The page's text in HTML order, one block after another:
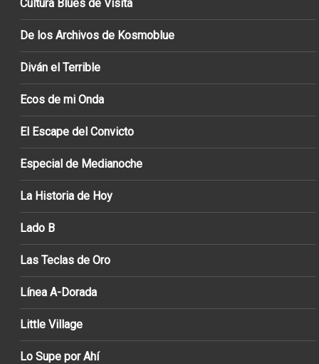
Cultura Blues de Visita
De los Archivos de Kosmoblue
Diván el Terrible
Ecos de mi Onda
El Escape del Convicto
Especial de Medianoche
La Historia de Hoy
Lado B
Las Teclas de Oro
Línea A-Dorada
Little Village
Lo Supe por Ahí